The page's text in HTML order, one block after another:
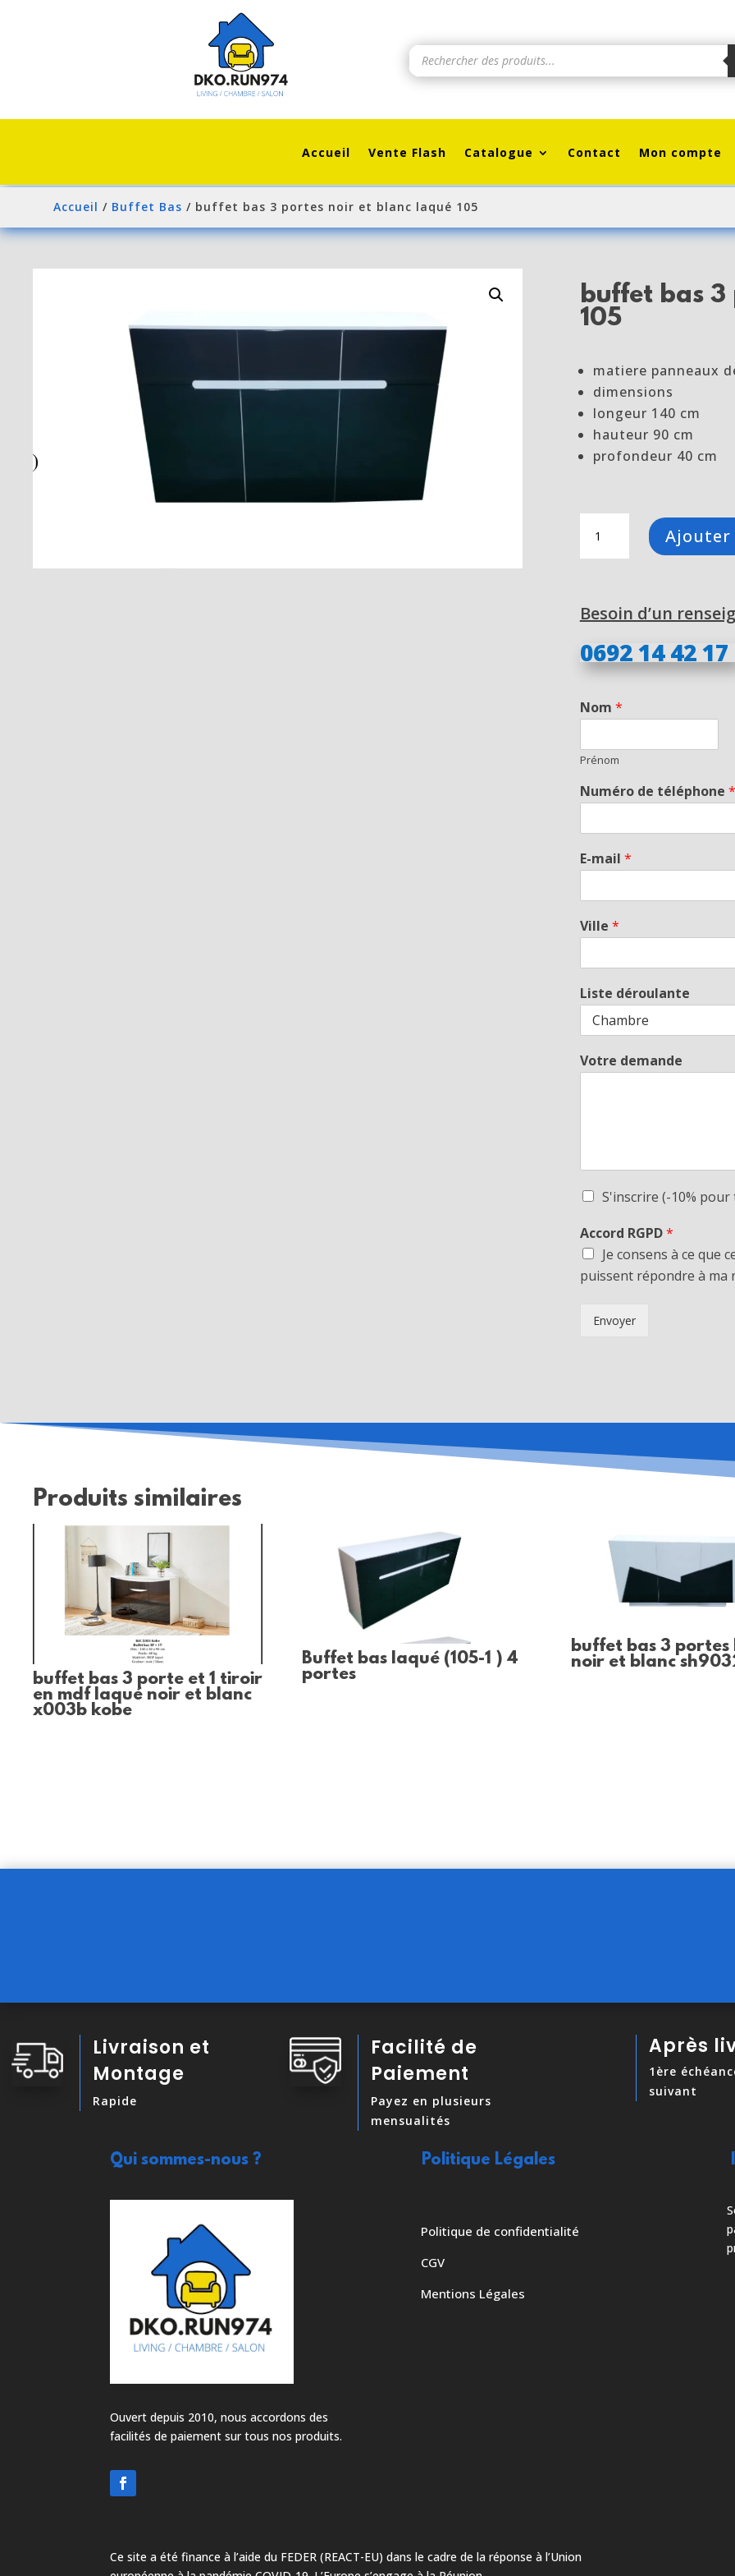
Recherche
produits
Accueil Vente Flash Catalogue Contact Mon compte
Accueil / Buffet Bas / buffet bas 3 portes noir et blanc laqué 105
buffet bas
105
matiere panneaux
dimensions
longeur 140 cm
hauteur 90 cm
profondeur 40 cm
buffet
portes
et
blanc
105
Ajouter
Besoin d’un
0692 14 42 17
Nom *
Prénom
Numéro de téléphone *
E-mail *
Ville *
Liste déroulante
Votre demande
S'inscrire (-10%
Accord RGPD*
Je consens à ce que
puissent répondre à ma
Envoyer
Produits similaires
buffet bas 3 porte et 1 tiroir
en mdf laqué noir et blanc
x003b kobe
Buffet bas laqué (105-1 ) 4
portes
buffet bas 3 portes
noir et blanc
Livraison et
Montage
Rapide
Facilité de
Paiement
Payez en plusieurs
mensualités
Après
1ère
suivant
Qui sommes-nous ?
Ouvert depuis 2010, nous accordons des
facilités de paiement sur tous nos produits.
Politique Légales
Politique de confidentialité
CGV
Mentions Légales
Ce site a été finance à l’aide du FEDER (REACT-EU) dans le cadre de la réponse à l’Union